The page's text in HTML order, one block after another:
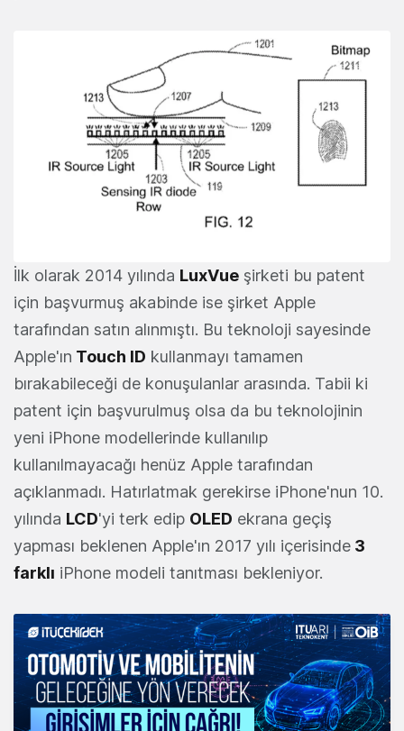
İlk olarak 2014 yılında LuxVue şirketi bu patent
için başvurmuş akabinde ise şirket Apple
tarafından satın alınmıştı. Bu teknoloji sayesinde
Apple'ın Touch ID kullanmayı tamamen
bırakabileceği de konuşulanlar arasında. Tabii ki
patent için başvurulmuş olsa da bu teknolojinin
yeni iPhone modellerinde kullanılıp
kullanılmayacağı henüz Apple tarafından
açıklanmadı. Hatırlatmak gerekirse iPhone'nun 10.
yılında LCD'yi terk edip OLED ekrana geçiş
yapması beklenen Apple'ın 2017 yılı içerisinde 3
farklı iPhone modeli tanıtması bekleniyor.